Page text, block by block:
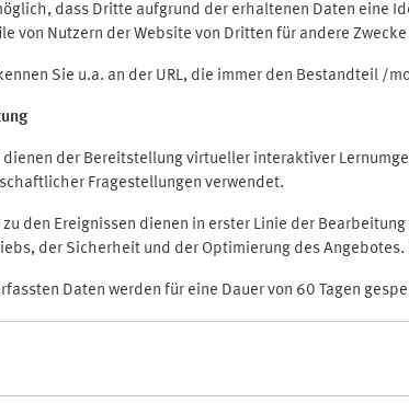
dass Dritte aufgrund der erhaltenen Daten eine
von Nutzern der Website von Dritten für andere
Sie u.a. an der URL, die immer den Bestandteil
der Bereitstellung virtueller interaktiver
Fragestellungen verwendet.
den Ereignissen dienen in erster Linie der
der Sicherheit und der Optimierung des
Daten werden für eine Dauer von 60 Tagen